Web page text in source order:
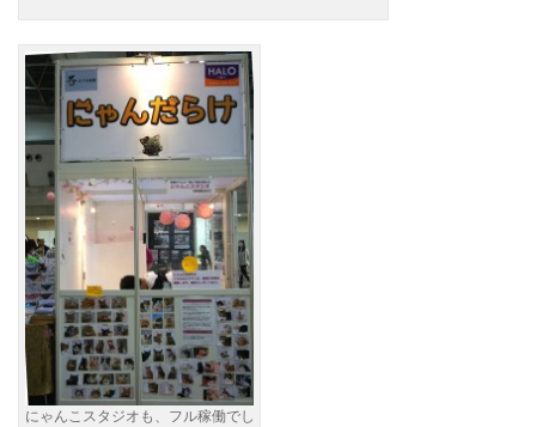
にゃんこスタジオも、フル稼働でし